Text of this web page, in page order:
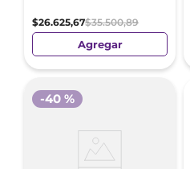
$26.625,67$35.500,89
Agregar
-40 %